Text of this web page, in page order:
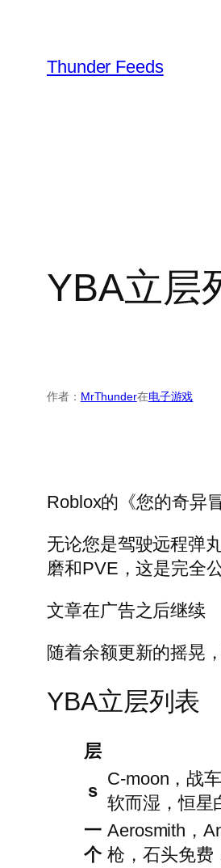
Thunder Feeds
YBA立层
作者： MrThunder在电子游戏
Roblox的《您的奇异
无论您是驾驶远程弹
磨和PVE，这是完全
文章在广告之后继续
随着余额更新的摇晃
YBA立层列表
层
s
C-moon，战
软而湿，恒星
一
个
Aerosmith，
枪，石头免费